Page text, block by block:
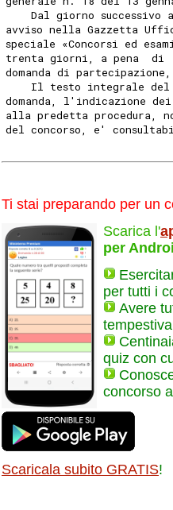
Dal giorno successivo
avviso nella Gazzetta
speciale «Concorsi ed
trenta giorni, a pena  di
domanda di
Il testo integrale
domanda, l'indicazione
alla predetta procedura,
del concorso, e'
Ti stai preparando per un
Scarica l'
per
per tutti i
Avere
quiz con
concorso
Scaricala subito GRATIS!